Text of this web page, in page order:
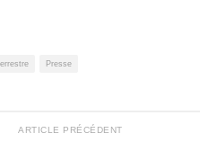
Presse
ARTICLE PRÉCÉDENT